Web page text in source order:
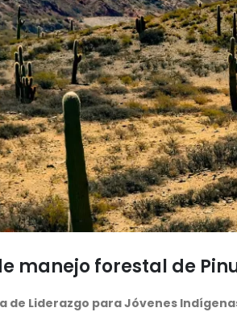
manejo forestal de
de Liderazgo para Jóvenes